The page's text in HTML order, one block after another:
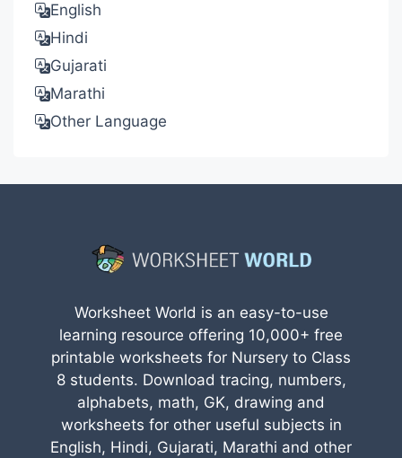
English
Hindi
Gujarati
Marathi
Other Language
Worksheet World is an easy-to-use
learning resource offering 10,000+ free
printable worksheets for Nursery to Class
8 students. Download tracing, numbers,
alphabets, math, GK, drawing and
worksheets for other useful subjects in
English, Hindi, Gujarati, Marathi and other